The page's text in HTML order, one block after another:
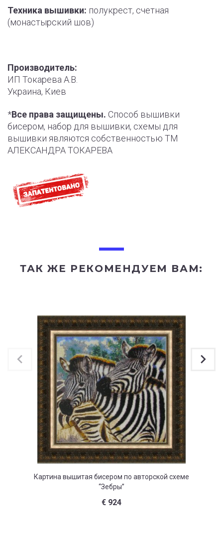
Техника вышивки: полукрест, счетная
(монастырский шов)
Производитель:
ИП Токарева А.В.
Украина, Киев
*Все права защищены. Способ вышивки
бисером, набор для вышивки, схемы для
вышивки являются собственностью ТМ
АЛЕКСАНДРА ТОКАРЕВА
ТАК ЖЕ РЕКОМЕНДУЕМ ВАМ:
Картина вышитая бисером по авторской схеме
“Зебры”
€ 924